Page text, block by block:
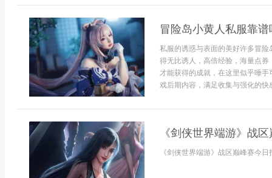
冒险岛小黄人私服靠
私服的诱惑与表面的美好许多冒
得无比诱人，高倍经验，海量点
才能获得的成就，在这里似乎唾
戏后期内容，满足收集与强化的
《剑侠世界端游》战
《剑侠世界端游》战区巅峰赛今日